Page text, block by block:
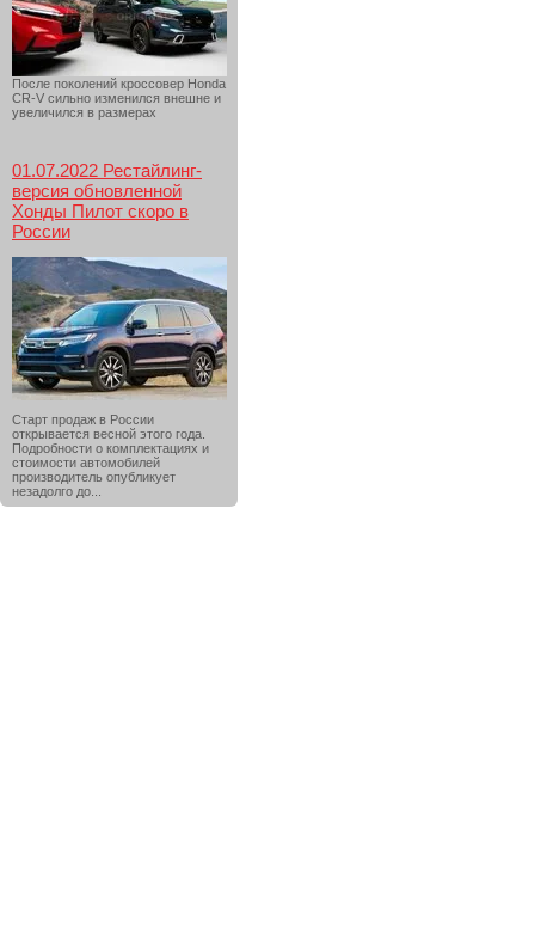
После поколений кроссовер Honda
CR-V сильно изменился внешне и
увеличился в размерах
01.07.2022 Рестайлинг-
версия обновленной
Хонды Пилот скоро в
России
Старт продаж в России
открывается весной этого года.
Подробности о комплектациях и
стоимости автомобилей
производитель опубликует
незадолго до...